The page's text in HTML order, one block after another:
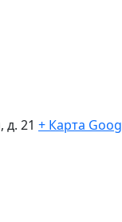
д. 21 + Карта